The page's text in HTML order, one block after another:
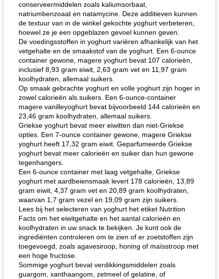
conserveermiddelen zoals kaliumsorbaat,
natriumbenzoaat en natamycine. Deze additieven kunnen
de textuur van in de winkel gekochte yoghurt verbeteren,
hoewel ze je een opgeblazen gevoel kunnen geven.
De voedingsstoffen in yoghurt variëren afhankelijk van het
vetgehalte en de smaakstof van de yoghurt. Een 6-ounce
container gewone, magere yoghurt bevat 107 calorieën,
inclusief 8,93 gram eiwit, 2,63 gram vet en 11,97 gram
koolhydraten, allemaal suikers.
Op smaak gebrachte yoghurt en volle yoghurt zijn hoger in
zowel calorieën als suikers. Een 6-ounce-container
magere vanilleyoghurt bevat bijvoorbeeld 144 calorieën en
23,46 gram koolhydraten, allemaal suikers.
Griekse yoghurt bevat meer eiwitten dan niet-Griekse
opties. Een 7-ounce container gewone, magere Griekse
yoghurt heeft 17,32 gram eiwit. Geparfumeerde Griekse
yoghurt bevat meer calorieën en suiker dan hun gewone
tegenhangers.
Een 6-ounce container met laag vetgehalte, Griekse
yoghurt met aardbeiensmaak levert 178 calorieën, 13,89
gram eiwit, 4,37 gram vet en 20,89 gram koolhydraten,
waarvan 1,7 gram vezel en 19,09 gram zijn suikers.
Lees bij het selecteren van yoghurt het etiket Nutrition
Facts om het eiwitgehalte en het aantal calorieën en
koolhydraten in uw snack te bekijken. Je kunt ook de
ingrediënten controleren om te zien of er zoetstoffen zijn
toegevoegd, zoals agavesiroop, honing of maïsstroop met
een hoge fructose.
Sommige yoghurt bevat verdikkingsmiddelen zoals
guargom, xanthaangom, zetmeel of gelatine, of